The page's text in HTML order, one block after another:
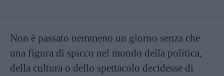
Non è passato nemmeno un giorno senza che
una figura di spicco nel mondo della politica,
della cultura o dello spettacolo decidesse di